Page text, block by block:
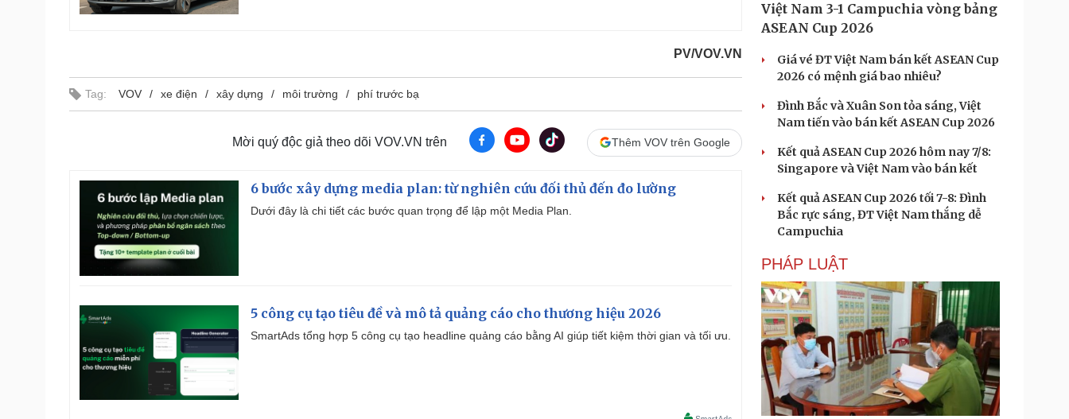
PV/VOV.VN
Tag: VOV xe điện xây dựng môi trường phí trước bạ
Mời quý độc giả theo dõi VOV.VN trên Thêm VOV trên Google
6 bước xây dựng media plan: từ nghiên cứu đối thủ đến đo lường
Dưới đây là chi tiết các bước quan trọng để lập một Media Plan.
5 công cụ tạo tiêu đề và mô tả quảng cáo cho thương hiệu 2026
SmartAds tổng hợp 5 công cụ tạo headline quảng cáo bằng AI giúp tiết kiệm thời gian và tối ưu.
Việt Nam 3-1 Campuchia vòng bảng
ASEAN Cup 2026
Giá vé ĐT Việt Nam bán kết ASEAN Cup
2026 có mệnh giá bao nhiêu?
Đình Bắc và Xuân Son tỏa sáng, Việt
Nam tiến vào bán kết ASEAN Cup 2026
Kết quả ASEAN Cup 2026 hôm nay 7/8:
Singapore và Việt Nam vào bán kết
Kết quả ASEAN Cup 2026 tối 7-8: Đình
Bắc rực sáng, ĐT Việt Nam thắng dễ
Campuchia
PHÁP LUẬT